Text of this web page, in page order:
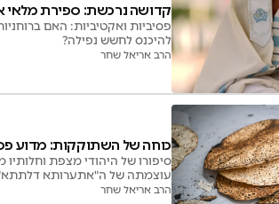
קדושה נרכשת: ספירת מלאי
פסיביות ואקטיביות: האם
להיכנס לחשש נפילה?
הרב אריאל שחר
כוחה של השתוקקות: מדוע
סיפורו של היהודי מצפת
עוצמתה של ה"אתערותא
הרב אריאל שחר